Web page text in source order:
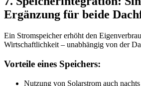
Ergänzung für beide
Ein Stromspeicher erhöht den
Wirtschaftlichkeit – unabhängig von der
Vorteile eines Speichers:
Nutzung von Solarstrom auch nachts